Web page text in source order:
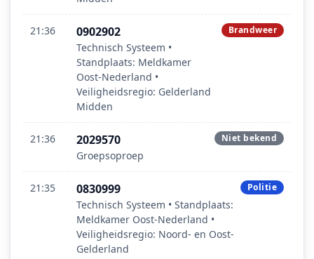
21:36 0902902
Technisch Systeem •
Standplaats: Meldkamer
Oost‑Nederland •
Veiligheidsregio: Gelderland
Midden
Brandweer
21:36 2029570
Groepsoproep
Niet bekend
21:35 0830999
Technisch Systeem • Standplaats:
Meldkamer Oost‑Nederland •
Veiligheidsregio: Noord- en Oost-
Gelderland
Politie